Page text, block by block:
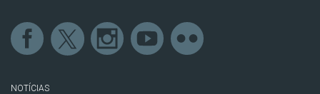
NOTÍCIAS